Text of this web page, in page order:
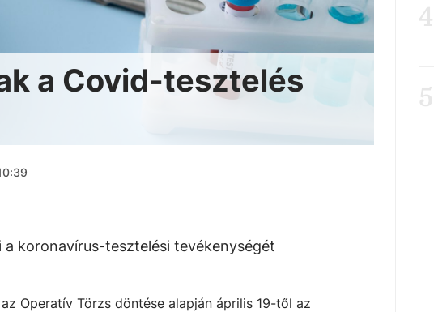
a Covid-tesztelés
koronavírus-tesztelési tevékenységét
Operatív Törzs döntése alapján április 19-től az
4
5